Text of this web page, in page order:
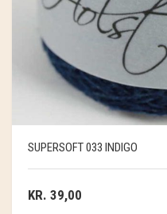
SUPERSOFT 033 INDIGO
KR. 39,00